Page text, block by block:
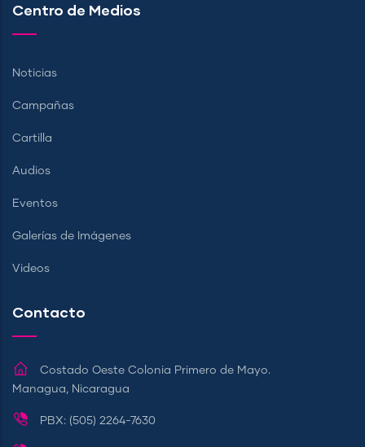
Centro de Medios
Noticias
Campañas
Cartilla
Audios
Eventos
Galerías de Imágenes
Videos
Contacto
Costado Oeste Colonia Primero de Mayo.
Managua, Nicaragua
PBX: (505) 2264-7630